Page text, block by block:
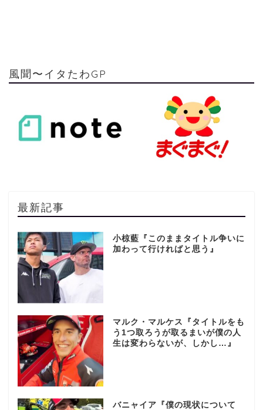
風聞〜イタたわGP
最新記事
小椋藍『このままタイトル争いに
加わって行ければと思う』
マルク・マルケス『タイトルをも
う1つ取ろうが取るまいが僕の人
生は変わらないが、しかし…』
バニャイア『僕の現状について